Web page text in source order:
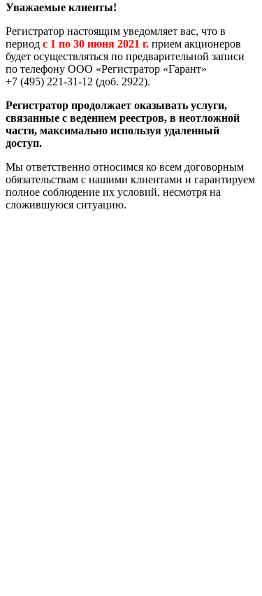
Уважаемые клиенты!
Регистратор настоящим уведомляет вас, что в
период с 1 по 30 июня 2021 г. прием акционеров
будет осуществляться по предварительной записи
по телефону ООО «Регистратор «Гарант»
+7 (495) 221-31-12 (доб. 2922).
Регистратор продолжает оказывать услуги,
связанные с ведением реестров, в неотложной
части, максимально используя удаленный
доступ.
Мы ответственно относимся ко всем договорным
обязательствам с нашими клиентами и гарантируем
полное соблюдение их условий, несмотря на
сложившуюся ситуацию.